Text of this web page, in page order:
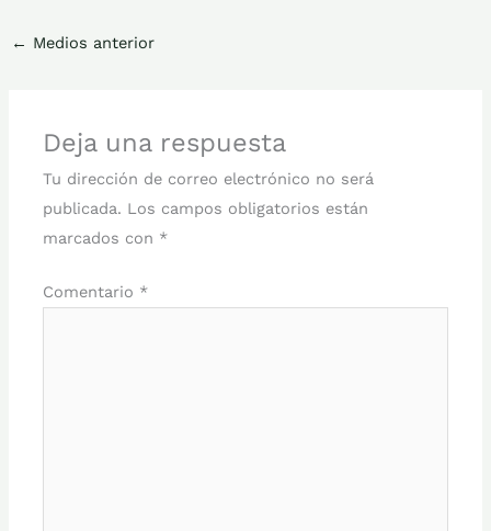
← Medios anterior
Deja una respuesta
Tu dirección de correo electrónico no será
publicada. Los campos obligatorios están
marcados con *
Comentario *